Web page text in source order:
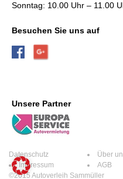
Sonntag: 10.00 Uhr – 11.00
Besuchen Sie uns auf
Unsere Partner
Datenschutz Über
Impressum
AGB
©2015 Autoverleih Sammüller